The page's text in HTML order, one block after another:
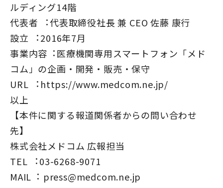
ルディング14階
代表者 ︓代表取締役社長 兼 CEO 佐藤 康行
設立 ︓2016年7月
事業内容︓医療機関専用スマートフォン「メド
コム」の企画・開発・販売・保守
URL ︓https://www.medcom.ne.jp/
以上
【本件に関する報道関係者からの問い合わせ
先】
株式会社メドコム 広報担当
TEL ︓03-6268-9071
MAIL︓ press@medcom.ne.jp